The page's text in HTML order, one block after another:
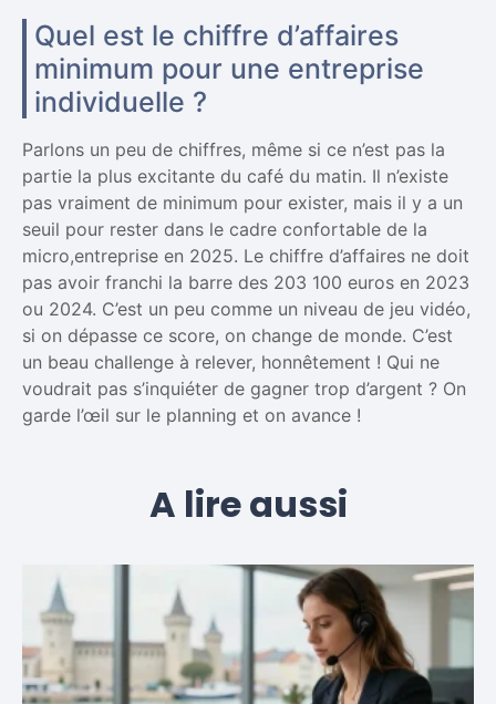
Quel est le chiffre d’affaires
minimum pour une entreprise
individuelle ?
Parlons un peu de chiffres, même si ce n’est pas la
partie la plus excitante du café du matin. Il n’existe
pas vraiment de minimum pour exister, mais il y a un
seuil pour rester dans le cadre confortable de la
micro,entreprise en 2025. Le chiffre d’affaires ne doit
pas avoir franchi la barre des 203 100 euros en 2023
ou 2024. C’est un peu comme un niveau de jeu vidéo,
si on dépasse ce score, on change de monde. C’est
un beau challenge à relever, honnêtement ! Qui ne
voudrait pas s’inquiéter de gagner trop d’argent ? On
garde l’œil sur le planning et on avance !
A lire aussi